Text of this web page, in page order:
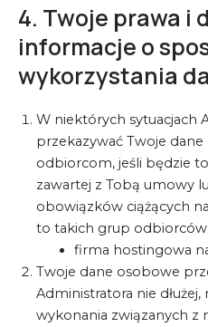
4. Twoje prawa i
informacje o
wykorzystania
W niektórych sytuacjach
przekazywać Twoje
odbiorcom, jeśli będzie
zawartej z Tobą umowy
obowiązków ciążących
to takich grup odbiorców:
firma hostingowa
Twoje dane osobowe
Administratora nie
wykonania związanych z